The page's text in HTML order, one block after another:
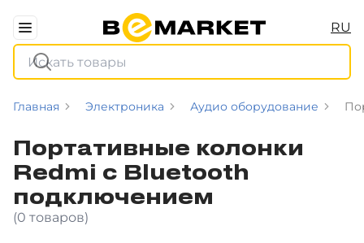
RU
Главная Электроника Аудио оборудование
Портативные колонки
Redmi с Bluetooth
подключением
(0 товаров)